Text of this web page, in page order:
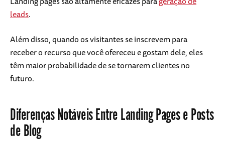
leads.
Além disso, quando os visitantes se inscrevem para
receber o recurso que você ofereceu e gostam dele, eles
têm maior probabilidade de se tornarem clientes no
futuro.
Diferenças Notáveis Entre Landing Pages e Posts
de Blog